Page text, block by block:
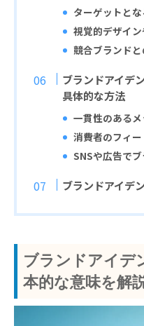
ターゲットと
視覚的デザイ
競合ブランド
ブランドアイデ
具体的な方法
一貫性のある
消費者のフィ
SNSや広告で
ブランドアイデ
ブランドアイデ
本的な意味を解